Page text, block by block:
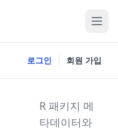
로그인 회원 가입
R 패키지 메
타데이터와